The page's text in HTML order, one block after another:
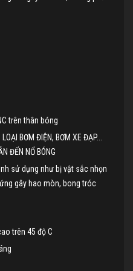
trên thân bóng
BƠM ĐIỆN, BƠM XE ĐẠP...
ĐẾN NỔ BÓNG
sử dụng như bị vật sắc nhọn
gây hao mòn, bong tróc
trên 45 độ C